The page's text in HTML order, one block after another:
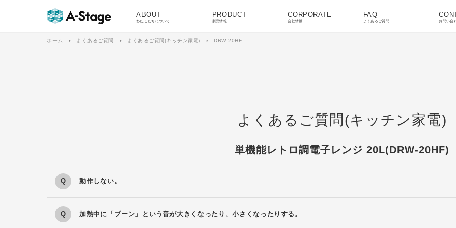
ABOUT
わたしたちについて
PRODUCT
製品情報
CORPORATE
会社情報
FAQ
よくあるご質問 お問い合
ホーム よくあるご質問 よくあるご質問(キッチン家電) DRW-20HF
よくあるご質問(キッチン家電)
単機能レトロ調電子レンジ 20L(DRW-20HF)
動作しない。
加熱中に「ブーン」という音が大きくなったり、小さくなったりする。